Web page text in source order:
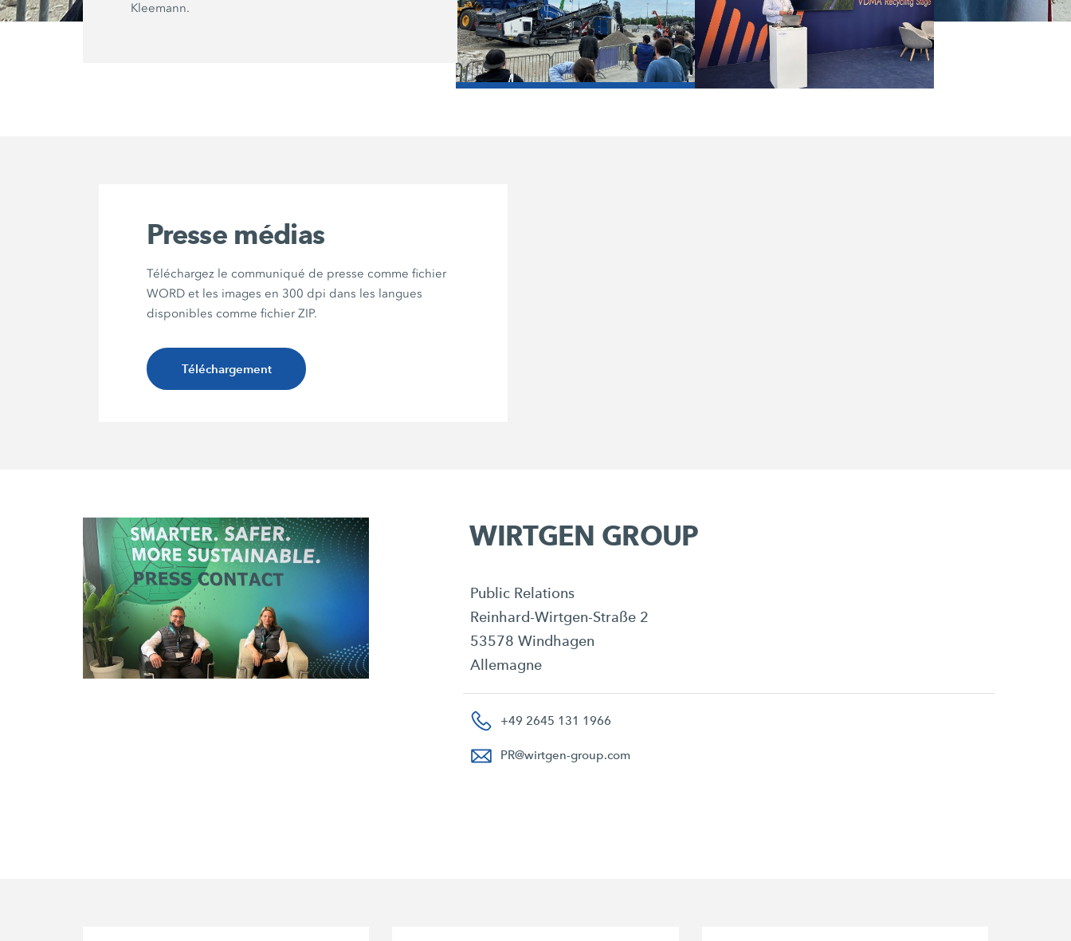
Kleemann.
conférence sur le thème « Circuit du recyclage de
l’asphalte : fraisage, traitement, enrobage ».
/
Presse médias
Téléchargez le communiqué de presse comme fichier
WORD et les images en 300 dpi dans les langues
disponibles comme fichier ZIP.
Téléchargement
WIRTGEN GROUP
Public Relations
Reinhard-Wirtgen-Straße 2
53578 Windhagen
Allemagne
+49 2645 131 1966
PR@wirtgen-group.com